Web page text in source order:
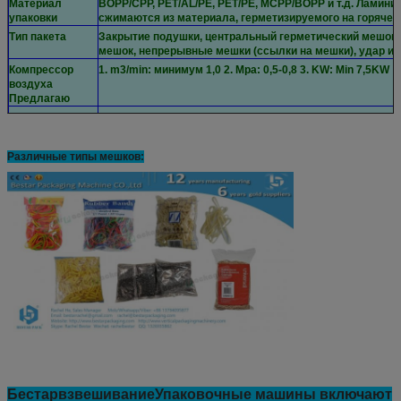
Материал
упаковки
BOPP/CPP, PET/AL/PE, PET/PE, MCPP/BOPP и т.д.
сжимаются из материала, герметизируемого на
Тип пакета
Закрытие подушки, центральный герметический
мешок, непрерывные мешки (ссылки на мешки), удар и
Компрессор
воздуха
Предлагаю
1. m3/min: минимум 1,0 2. Mpa: 0,5-0,8 3. KW: Min 7,5KW
Примечание
1Машинное напряжение 220 В, однофазное, можно
Различные типы мешков:
БестарвзвешиваниеУпаковочные машины включают